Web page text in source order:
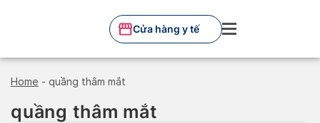
Cửa hàng y tế
Home - quầng thâm mắt
quầng thâm mắt